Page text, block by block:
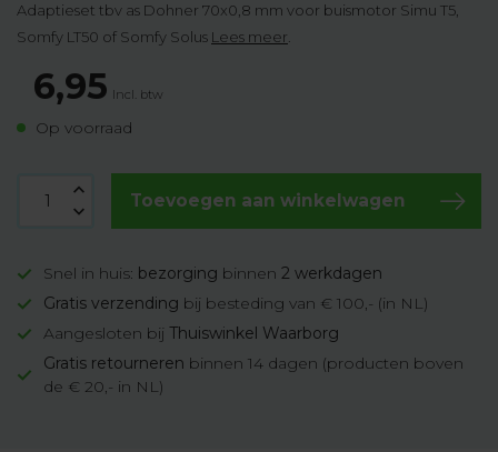
Adaptieset tbv as Dohner 70x0,8 mm voor buismotor Simu T5,
Somfy LT50 of Somfy Solus Lees meer
6,95 Incl. btw
Op voorraad
Toevoegen aan winkelwagen
Snel in huis: bezorging binnen 2 werkdagen
Gratis verzending bij besteding van € 100,- (in NL)
Aangesloten bij Thuiswinkel Waarborg
Gratis retourneren binnen 14 dagen (producten boven
de € 20,- in NL)